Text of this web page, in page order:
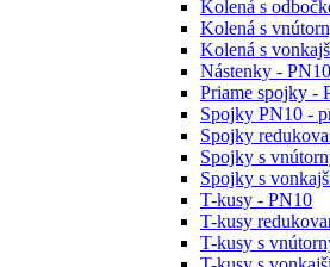
Kolená s
Kolená s
Kolená s
Nástenky - PN10
Priame spojky -
Spojky PN10 -
Spojky
Spojky s
Spojky s
T-kusy - PN10
T-kusy
T-kusy s